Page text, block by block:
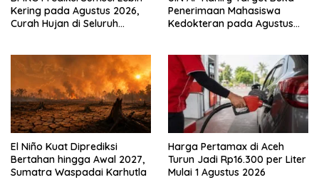
Kering pada Agustus 2026,
Curah Hujan di Seluruh
Penerimaan Mahasiswa
Kedokteran pada Agustus
El Niño Kuat Diprediksi
Bertahan hingga Awal 2027,
Sumatra Waspadai Karhutla
Harga Pertamax di Aceh
Turun Jadi Rp16.300 per Liter
Mulai 1 Agustus 2026